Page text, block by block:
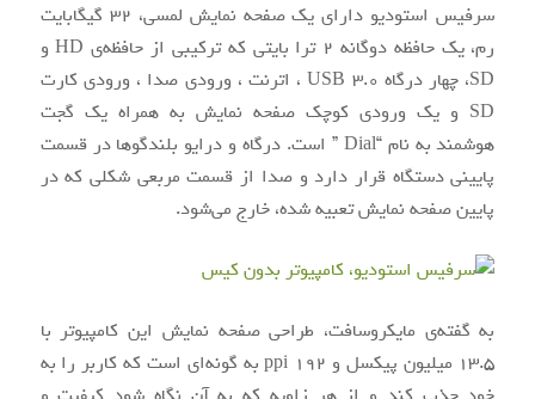
سرفیس استودیو دارای یک صفحه ‌نمایش لمسی، ۳۲ گیگابایت
رم، یک حافظه دوگانه ۲ ترا بایتی که ترکیبی از حافظه‌ی HD و
SD، چهار درگاه USB 3.0 ، اترنت ، ورودی صدا ، ورودی کارت
SD و یک ورودی کوچک صفحه نمایش به همراه یک گجت
هوشمند به نام “Dial ” است. درگاه و درایو بلندگوها در قسمت
پایینی دستگاه قرار دارد و صدا از قسمت مربعی شکلی که در
پایین صفحه‌ نمایش تعبیه ‌شده، خارج می‌شود.
به گفته‌ی مایکروسافت، طراحی صفحه‌ نمایش این کامپیوتر با
۱۳.۵ میلیون پیکسل و ۱۹۲ ppi به ‌گونه‌ای است که کاربر را به